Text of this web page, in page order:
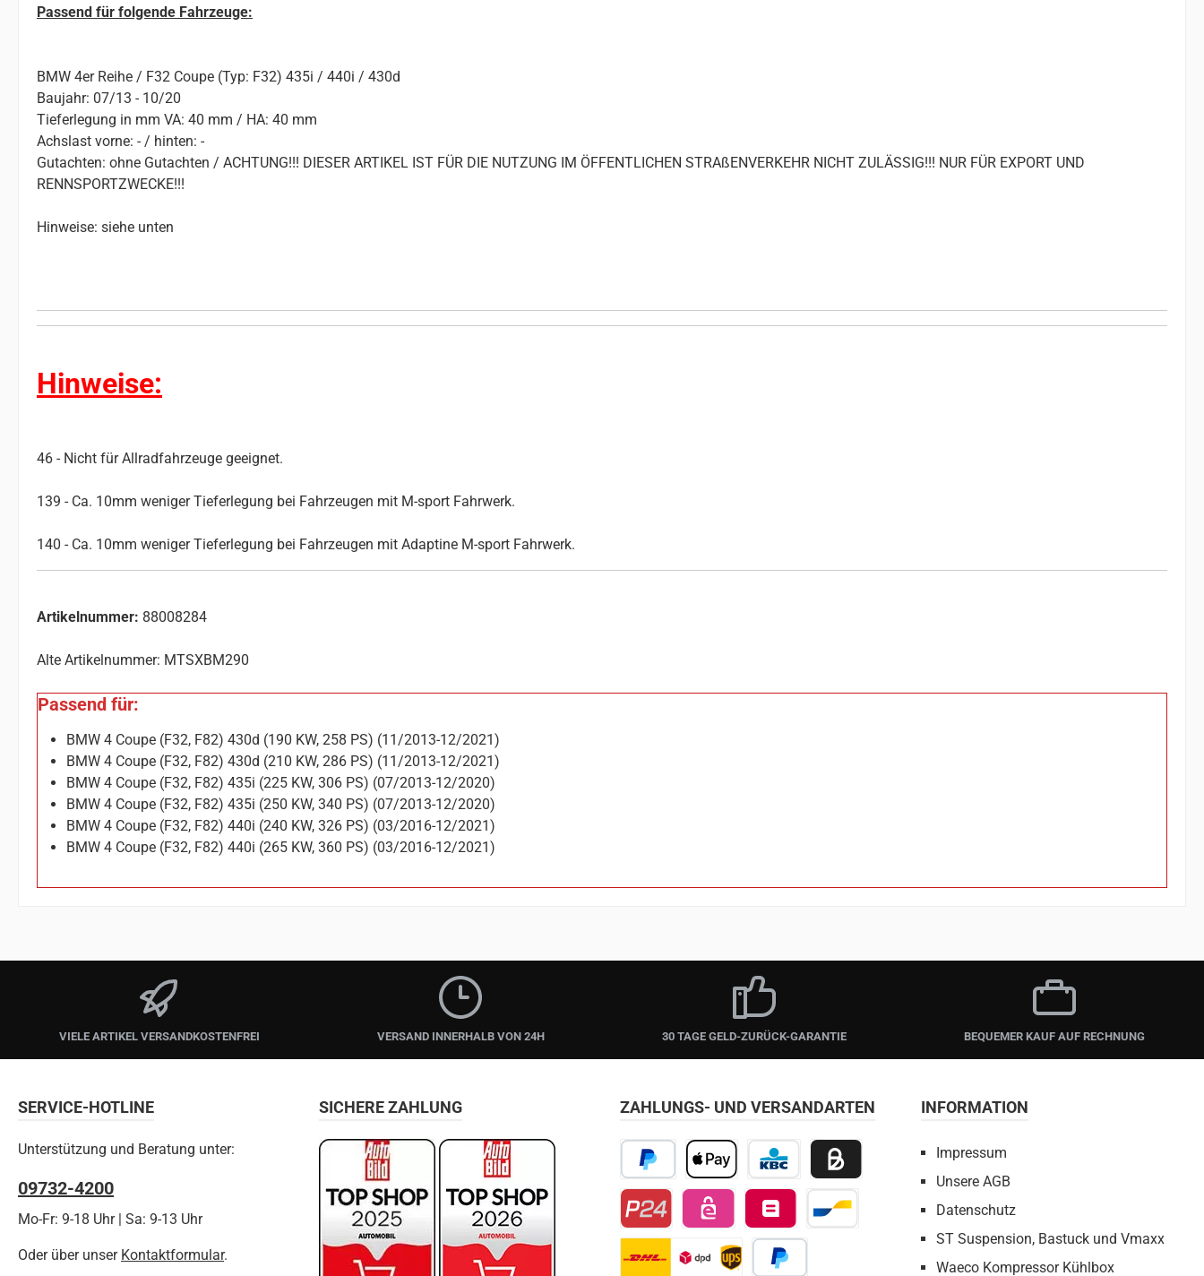
Passend für folgende Fahrzeuge:
BMW 4er Reihe / F32 Coupe (Typ: F32) 435i / 440i / 430d
Baujahr: 07/13 - 10/20
Tieferlegung in mm VA: 40 mm / HA: 40 mm
Achslast vorne: - / hinten: -
Gutachten: ohne Gutachten / ACHTUNG!!! DIESER ARTIKEL IST FÜR DIE NUTZUNG IM ÖFFENTLICHEN STRAßENVERKEHR NICHT ZULÄSSIG!!! NUR FÜR EXPORT UND
RENNSPORTZWECKE!!!
Hinweise: siehe unten
Hinweise:
46 - Nicht für Allradfahrzeuge geeignet.
139 - Ca. 10mm weniger Tieferlegung bei Fahrzeugen mit M-sport Fahrwerk.
140 - Ca. 10mm weniger Tieferlegung bei Fahrzeugen mit Adaptine M-sport Fahrwerk.
Artikelnummer: 88008284
Alte Artikelnummer: MTSXBM290
Passend für:
BMW 4 Coupe (F32, F82) 430d (190 KW, 258 PS) (11/2013-12/2021)
BMW 4 Coupe (F32, F82) 430d (210 KW, 286 PS) (11/2013-12/2021)
BMW 4 Coupe (F32, F82) 435i (225 KW, 306 PS) (07/2013-12/2020)
BMW 4 Coupe (F32, F82) 435i (250 KW, 340 PS) (07/2013-12/2020)
BMW 4 Coupe (F32, F82) 440i (240 KW, 326 PS) (03/2016-12/2021)
BMW 4 Coupe (F32, F82) 440i (265 KW, 360 PS) (03/2016-12/2021)
VIELE ARTIKEL VERSANDKOSTENFREI VERSAND INNERHALB VON 24H 30 TAGE GELD-ZURÜCK-GARANTIE BEQUEMER KAUF AUF RECHNUNG
SERVICE-HOTLINE
Unterstützung und Beratung unter:
09732-4200
Mo-Fr: 9-18 Uhr | Sa: 9-13 Uhr
Oder über unser Kontaktformular.
ZAHLUNGS- UND VERSANDARTEN
PayPal Apple PayKBC/CBC PaymentBillie / Kauf auf Rechnung
Przelewy24 Belfius Direct Net
Bancontact
INFORMATION
Impressum
Unsere AGB
Datenschutz
ST Suspension, Bastuck und Vmaxx
Waeco Kompressor Kühlbox
SICHERE ZAHLUNG